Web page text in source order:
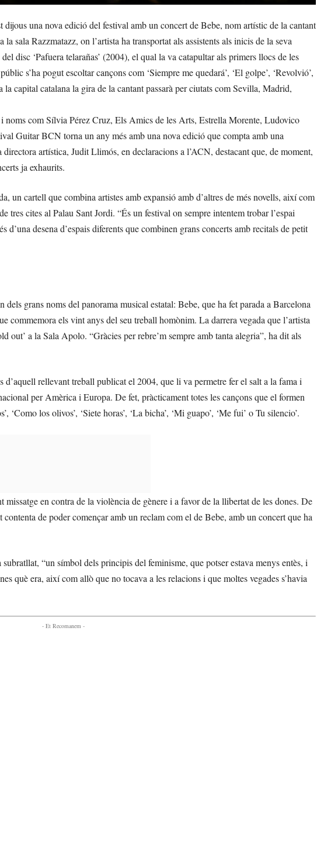
una nova edició del festival amb un concert de Bebe, nom artístic de la cantant
sala Razzmatazz, on l’artista ha transportat als assistents als inicis de la seva
disc ‘Pafuera telarañas’ (2004), el qual la va catapultar als primers llocs de les
s’ha pogut escoltar cançons com ‘Siempre me quedará’, ‘El golpe’, ‘Revolvió’,
la capital catalana la gira de la cantant passarà per ciutats com Sevilla, Madrid,
noms com Sílvia Pérez Cruz, Els Amics de les Arts, Estrella Morente, Ludovico
Guitar BCN torna un any més amb una nova edició que compta amb una
artística, Judit Llimós, en declaracions a l’ACN, destacant que, de moment,
ja exhaurits.
un cartell que combina artistes amb expansió amb d’altres de més novells, així com
tres cites al Palau Sant Jordi. “És un festival on sempre intentem trobar l’espai
d’una desena d’espais diferents que combinen grans concerts amb recitals de petit
grans noms del panorama musical estatal: Bebe, que ha fet parada a Barcelona
commemora els vint anys del seu treball homònim. La darrera vegada que l’artista
out’ a la Sala Apolo. “Gràcies per rebre’m sempre amb tanta alegria”, ha dit als
d’aquell rellevant treball publicat el 2004, que li va permetre fer el salt a la fama i
per Amèrica i Europa. De fet, pràcticament totes les cançons que el formen
‘Como los olivos’, ‘Siete horas’, ‘La bicha’, ‘Mi guapo’, ‘Me fui’ o Tu silencio’.
missatge en contra de la violència de gènere i a favor de la llibertat de les dones. De
de poder començar amb un reclam com el de Bebe, amb un concert que ha
“un símbol dels principis del feminisme, que potser estava menys entès, i
què era, així com allò que no tocava a les relacions i que moltes vegades s’havia
- Et Recomanem -